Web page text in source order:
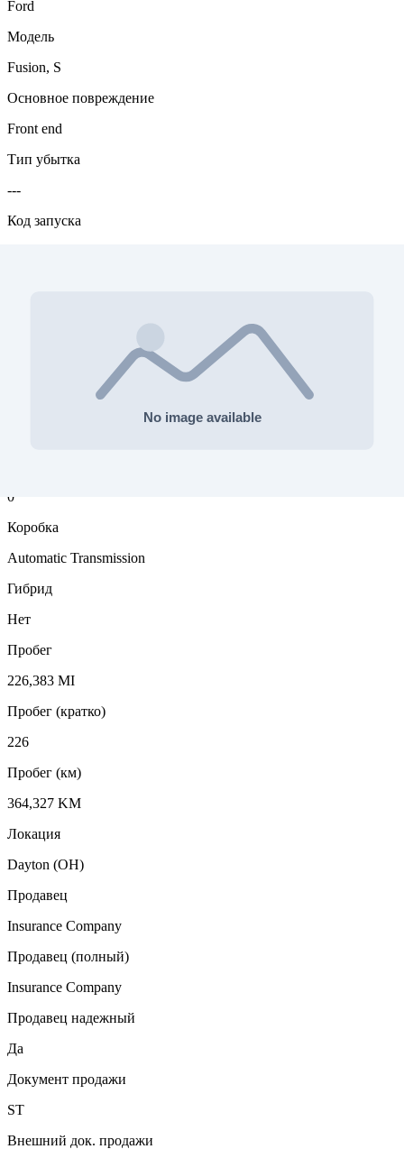
Ford
Модель
Fusion, S
Основное повреждение
Front end
Тип убытка
---
Код запуска
0
Коробка
Automatic Transmission
Гибрид
Нет
Пробег
226,383 MI
Пробег (кратко)
226
Пробег (км)
364,327 KM
Локация
Dayton (OH)
Продавец
Insurance Company
Продавец (полный)
Insurance Company
Продавец надежный
Да
Документ продажи
ST
Внешний док. продажи